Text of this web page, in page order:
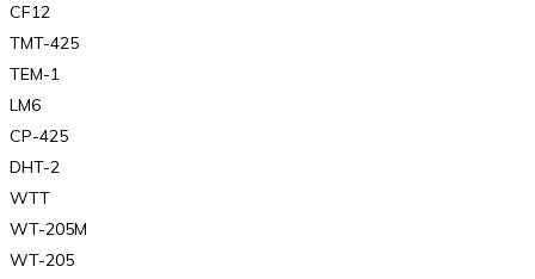
CF12
TMT-425
TEM-1
LM6
CP-425
DHT-2
WTT
WT-205M
WT-205